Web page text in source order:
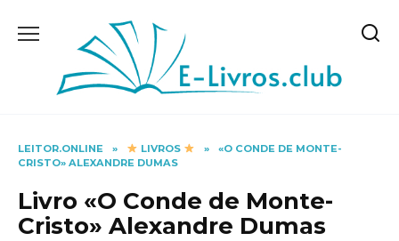
LEITOR.ONLINE » LIVROS »
«O CONDE DE MONTE-
CRISTO» ALEXANDRE DUMAS
Livro «O Conde de Monte-
Cristo» Alexandre Dumas